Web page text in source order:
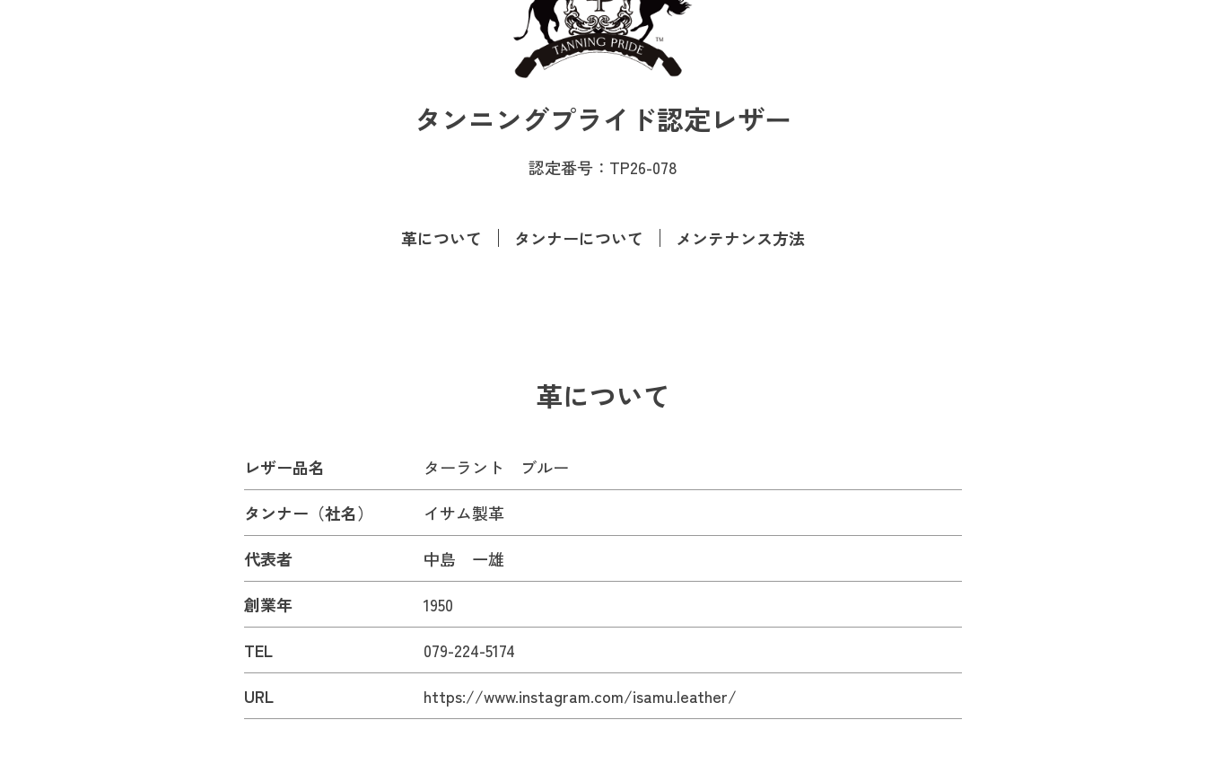
タンニングプライド認定レザー
認定番号：TP26-078
革について タンナーについて メンテナンス方法
革について
レザー品名
ターラント ブルー
タンナー（社名）
イサム製革
代表者
中島 一雄
創業年
1950
TEL
079-224-5174
URL
https://www.instagram.com/isamu.leather/